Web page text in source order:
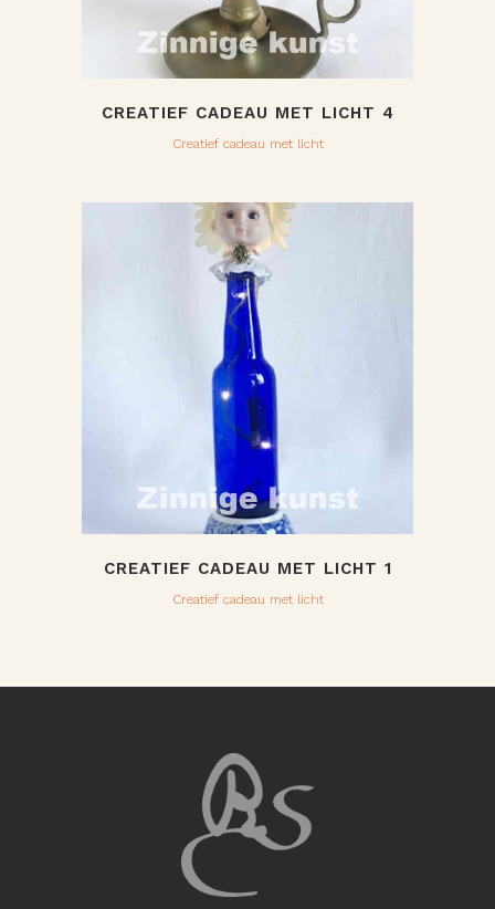
CREATIEF CADEAU MET LICHT 4
Creatief cadeau met licht
CREATIEF CADEAU MET LICHT 1
Creatief cadeau met licht